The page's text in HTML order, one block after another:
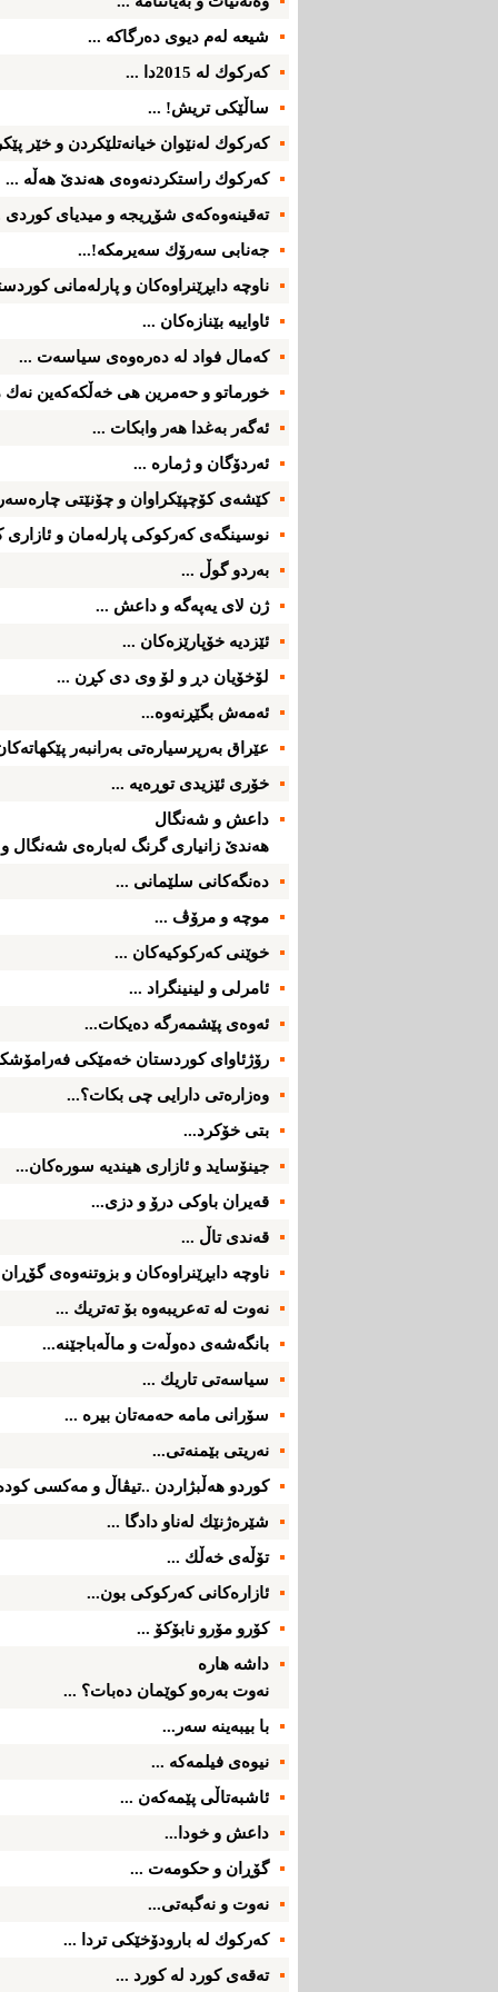
شیعه‌ له‌م دیوی‌ ده‌رگاكه‌ ...
كه‌ركوك له‌ 2015دا ...
ساڵێكی‌ تریش! ...
كه‌ركوك له‌نێوان خیانه‌تلێكردن و خێر
كه‌ركوك راستكردنه‌وه‌ی‌ هه‌ندێ‌ هه‌ڵه‌ ...
ته‌قینه‌وه‌كه‌ی‌ شۆڕیجه ‌و میدیای‌ كوردی‌
جه‌نابی سه‌رۆك سه‌یرمكه‌!...
ناوچه‌ دابڕێنراوه‌كان و پارله‌مانی‌
ئاواییه‌ بێنازه‌كان ...
كه‌مال فواد له‌ ده‌ره‌وه‌ی‌ سیاسه‌ت ...
خورماتو و حه‌مرین هی‌ خه‌ڵكه‌كه‌ین نه‌ك
ئه‌گه‌ر به‌غدا هه‌ر وابكات ...
ئه‌ردۆگان و ژماره‌ ...
كێشه‌ی‌ كۆچپێكراوان و چۆنێتی‌
نوسینگه‌ی‌ كه‌ركوكی‌ پارله‌مان و ئازاری‌
به‌ردو گوڵ ...
ژن لای‌ یه‌په‌گه‌ و داعش ...
ئێزدیه‌ خۆپارێزه‌كان ...
لۆخۆیان دڕ و لۆ وی‌ دی‌ كڕن ...
ئه‌مه‌ش بگێڕنه‌وه‌...
عێراق به‌رپرسیاره‌تی‌ به‌رانبه‌ر
خۆری‌ ئێزیدی‌ توڕه‌یه‌ ...
داعش و شه‌نگال
هه‌ندێ‌ زانیاری‌ گرنگ له‌باره‌ی‌ شه‌نگال و
ده‌نگه‌كانی‌ سلێمانی‌ ...
موچه‌ و مرۆڤ ...
خوێنی‌ كه‌ركوكیه‌كان ...
ئامرلی‌ و لینینگراد ...
ئه‌وه‌ی‌ پێشمه‌رگه‌ ده‌یكات...
رۆژئاوای‌ كوردستان خه‌مێكی‌
وه‌زاره‌تی‌ دارایی‌ چی‌ بكات؟...
بتی‌ خۆكرد...
جینۆساید و ئازاری‌ هیندیه‌ سوره‌كان...
قه‌یران باوكی‌ درۆ و دزی‌...
قه‌ندی‌ تاڵ ...
ناوچه‌ دابڕێنراوه‌كان و بزوتنه‌وه‌ی‌
نه‌وت له‌ ته‌عریبه‌وه‌ بۆ ته‌تریك ...
بانگه‌شه‌ی‌ ده‌وڵه‌ت و ماڵه‌باجێنه‌...
سیاسه‌تی‌ تاریك ...
سۆرانی‌ مامه‌ حه‌مه‌تان بیره‌ ...
نه‌ریتی‌ بێمنه‌تی‌...
كوردو هه‌ڵبژاردن ..تیڤاڵ و مه‌كسی‌
شێره‌ژنێك له‌ناو دادگا ...
تۆڵه‌ی‌ خه‌ڵك ...
ئازاره‌كانی‌ كه‌ركوكی‌ بون...
كۆرو مۆرو نابۆكۆ ...
داشه‌ هاره‌
نه‌وت به‌ره‌و كوێمان ده‌بات؟ ...
با بیبه‌ینه‌ سه‌ر...
نیوه‌ی‌ فیلمه‌كه‌ ...
ئاشبه‌تاڵی‌ پێمه‌كه‌ن ...
داعش و خودا...
گۆڕان و حكو‌مه‌ت ...
نه‌وت و نه‌گبه‌تی‌...
كه‌ركوك له‌ بارودۆخێكی‌ تردا ...
ته‌قه‌ی‌ كورد له‌ كورد ...